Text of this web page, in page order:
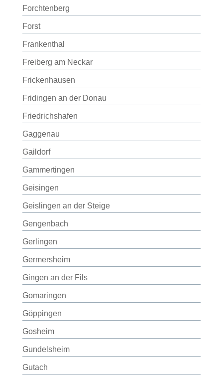
Forchtenberg
Forst
Frankenthal
Freiberg am Neckar
Frickenhausen
Fridingen an der Donau
Friedrichshafen
Gaggenau
Gaildorf
Gammertingen
Geisingen
Geislingen an der Steige
Gengenbach
Gerlingen
Germersheim
Gingen an der Fils
Gomaringen
Göppingen
Gosheim
Gundelsheim
Gutach